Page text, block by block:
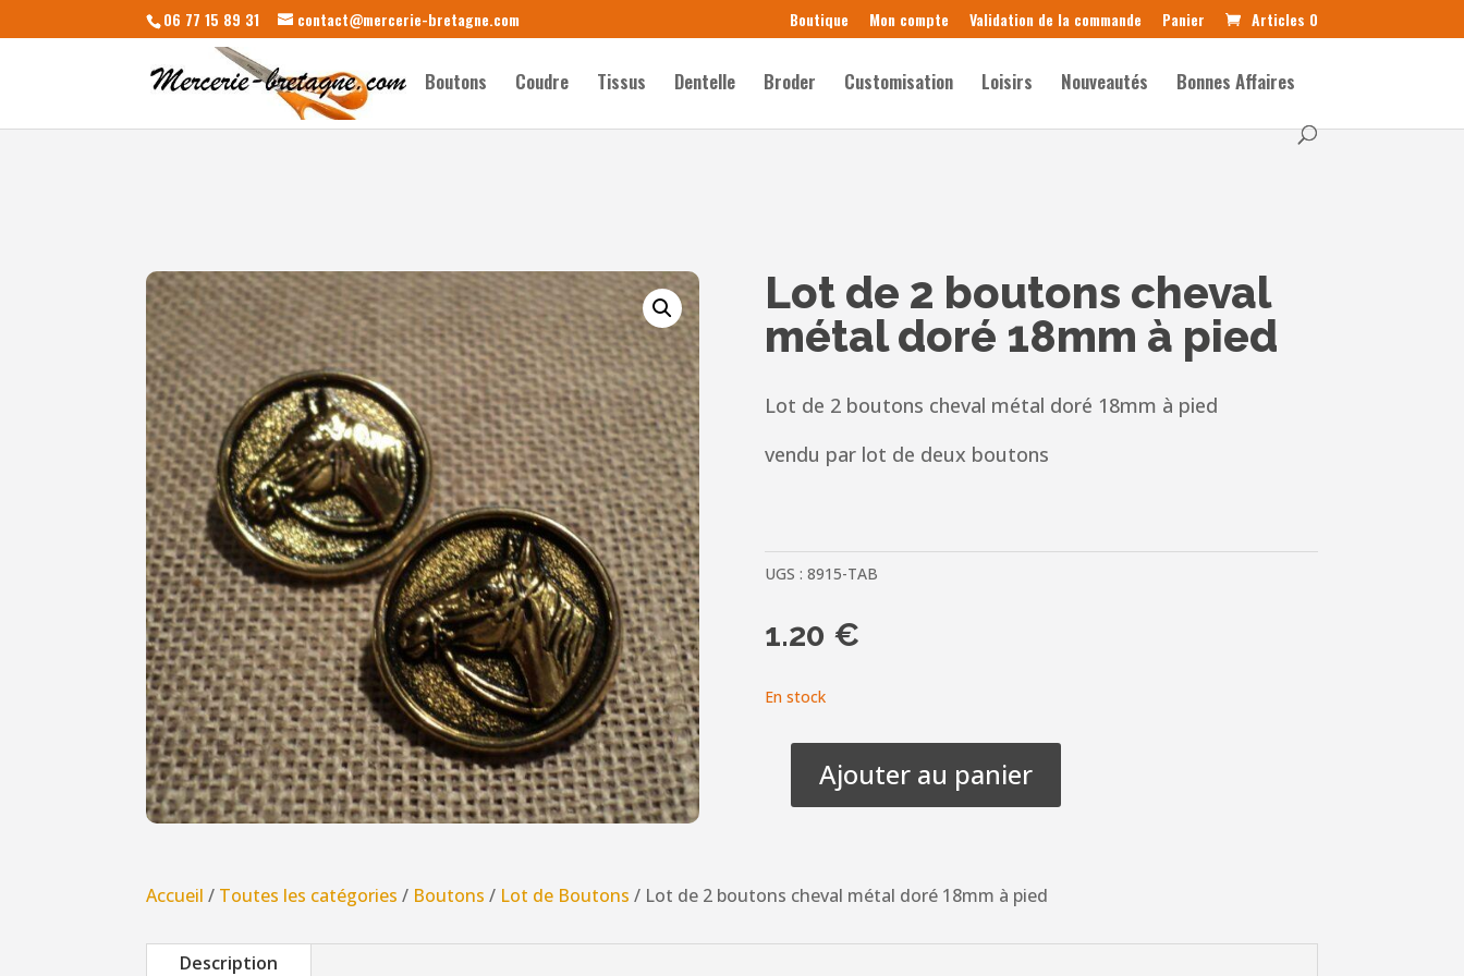
06 77 15 89 31 contact@mercerie-bretagne.com Boutique Mon compte Validation de la commande Panier Articles 0
Boutons Coudre Tissus Dentelle Broder Customisation Loisirs Nouveautés Bonnes Affaires
Lot de 2 boutons cheval
métal doré 18mm à pied
Lot de 2 boutons cheval métal doré 18mm à pied
vendu par lot de deux boutons
UGS : 8915-TAB
1.20 €
En stock
quantité
2
Ajouter au panier
Accueil / Toutes les catégories / Boutons / Lot de Boutons / Lot de 2 boutons cheval métal doré 18mm à pied
Description